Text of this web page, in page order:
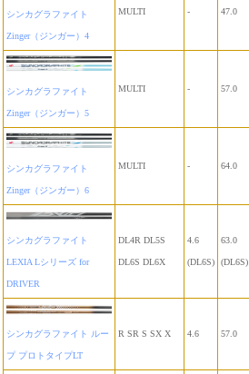
シンカグラファイト
Zinger（ジンガー）4
MULTI - 47.0
シンカグラファイト
Zinger（ジンガー）5
MULTI - 57.0
シンカグラファイト
Zinger（ジンガー）6
MULTI - 64.0
シンカグラファイト
LEXIA Lシリーズ for
DRIVER
DL4R DL5S
DL6S DL6X
4.6
(DL6S)
63.0
(DL6S)
シンカグラファイト ルー
プ プロトタイプLT
R SR S SX X 4.6 57.0